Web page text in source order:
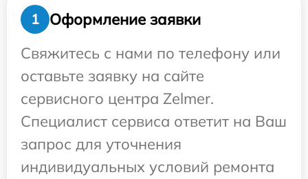
1
Оформление заявки
Свяжитесь с нами по телефону или
оставьте заявку на сайте
сервисного центра Zelmer.
Специалист сервиса ответит на Ваш
запрос для уточнения
индивидуальных условий ремонта